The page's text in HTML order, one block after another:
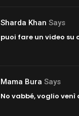
Sharda Khan Says
puoi fare un video
Mama Bura Says
No vabbé, voglio